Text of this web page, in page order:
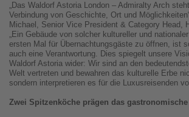
„Das Waldorf Astoria London – Admiralty Arch
Verbindung von Geschichte, Ort und
Michael, Senior Vice President & Category Head,
„Ein Gebäude von solcher kultureller und
ersten Mal für Übernachtungsgäste zu öffnen, ist
auch eine Verantwortung. Dies spiegelt unsere
Waldorf Astoria wider: Wir sind an den
Welt vertreten und bewahren das kulturelle Erbe
sondern interpretieren es für die Luxusreisenden
Zwei Spitzenköche prägen das